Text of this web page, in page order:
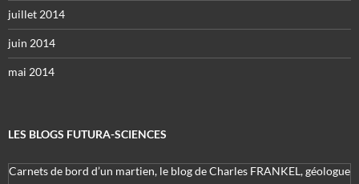
juillet 2014
juin 2014
mai 2014
LES BLOGS FUTURA-SCIENCES
Carnets de bord d’un martien, le blog de Charles FRANKEL, géologue